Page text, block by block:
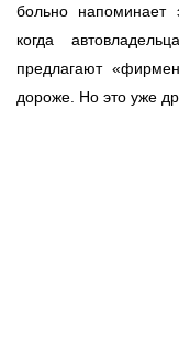
больно напоминает
когда
предлагают
дороже. Но это уже